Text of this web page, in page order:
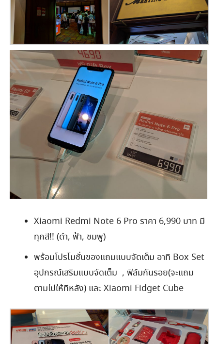
Xiaomi Redmi Note 6 Pro ราคา 6,990 บาท มี
ทุกสี!! (ดำ, ฟ้า, ชมพู)
พร้อมโปรโมชั่นของแถมแบบจัดเต็ม อาทิ Box Set
อุปกรณ์เสริมแบบจัดเต็ม , ฟิล์มกันรอย(จะแถม
ตามไปให้ทีหลัง) และ Xiaomi Fidget Cube